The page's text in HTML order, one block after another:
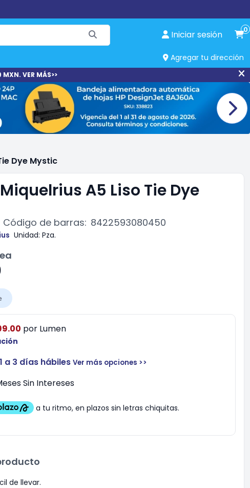
Iniciar sesión 0
Agregar tu dirección
VER MÁS>>
Dye Mystic
A5 Liso Tie Dye
Código de barras: 8422593080450
Unidad: Pza.
por Lumen
a 3 días hábiles Ver más opciones >>
Sin Intereses
de llevar.